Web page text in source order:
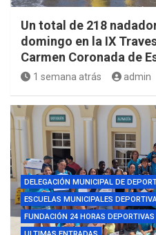
Un total de 218
domingo en la IX
Carmen Coronada de
1 semana atrás admin
DELEGACIÓN MUNICIPAL DE
ESCUELAS MUNICIPALES
FUNDACIÓN 24 HORAS DEPORTIVAS